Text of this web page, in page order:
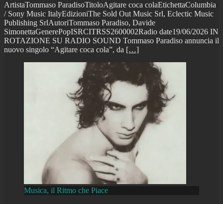
ArtistaTommaso ParadisoTitoloAgitare coca colaEtichettaColumbia
/ Sony Music ItalyEdizioniThe Sold Out Music Srl, Eclectic Music
Publishing SrlAutoriTommaso Paradiso, Davide
SimonettaGenerePopISRCITRSS2600002Radio date19/06/2026 IN
ROTAZIONE SU RADIO SOUND Tommaso Paradiso annuncia il
nuovo singolo “Agitare coca cola”, da […]
Musica, il Ritmo che Piace